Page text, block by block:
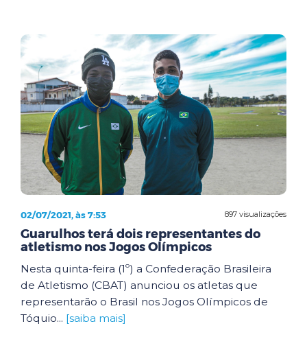
897 visualizações
02/07/2021, às 7:53
Guarulhos terá dois representantes do
atletismo nos Jogos Olímpicos
Nesta quinta-feira (1º) a Confederação Brasileira
de Atletismo (CBAT) anunciou os atletas que
representarão o Brasil nos Jogos Olímpicos de
Tóquio... [saiba mais]